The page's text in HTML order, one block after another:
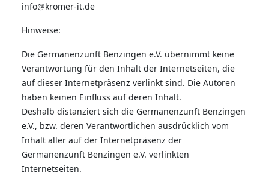
info@kromer-it.de
Hinweise:
Die Germanenzunft Benzingen e.V. übernimmt keine
Verantwortung für den Inhalt der Internetseiten, die
auf dieser Internetpräsenz verlinkt sind. Die Autoren
haben keinen Einfluss auf deren Inhalt.
Deshalb distanziert sich die Germanenzunft Benzingen
e.V., bzw. deren Verantwortlichen ausdrücklich vom
Inhalt aller auf der Internetpräsenz der
Germanenzunft Benzingen e.V. verlinkten
Internetseiten.